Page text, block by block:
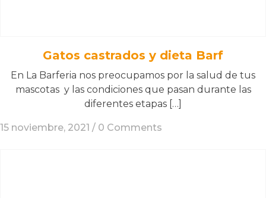
Gatos castrados y dieta Barf
En La Barferia nos preocupamos por la salud de tus
mascotas y las condiciones que pasan durante las
diferentes etapas […]
15 noviembre, 2021 / 0 Comments